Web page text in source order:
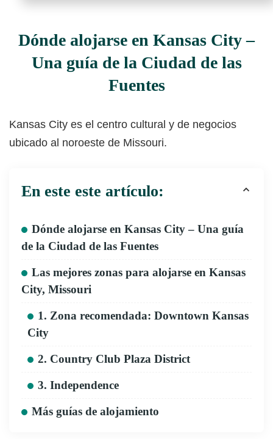
Dónde alojarse en Kansas City –
Una guía de la Ciudad de las
Fuentes
Kansas City es el centro cultural y de negocios
ubicado al noroeste de Missouri.
En este este artículo:
Dónde alojarse en Kansas City – Una guía
de la Ciudad de las Fuentes
Las mejores zonas para alojarse en Kansas
City, Missouri
1. Zona recomendada: Downtown Kansas
City
2. Country Club Plaza District
3. Independence
Más guías de alojamiento